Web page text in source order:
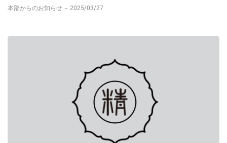
本部からのお知らせ - 2025/03/27